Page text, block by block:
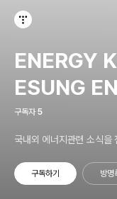
ENERGY
ESUNG
구독자 5
국내외 에너지관련 소식을
구독하기 방명